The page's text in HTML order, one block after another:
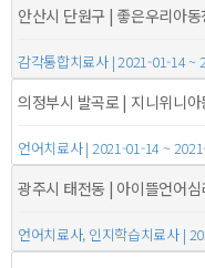
안산시 단원구 | 좋은우리아
감각통합치료사 | 2021-01-14 ~
의정부시 발곡로 | 지니위니
언어치료사 | 2021-01-14 ~
광주시 태전동 | 아이뜰언어
언어치료사, 인지학습치료사 |